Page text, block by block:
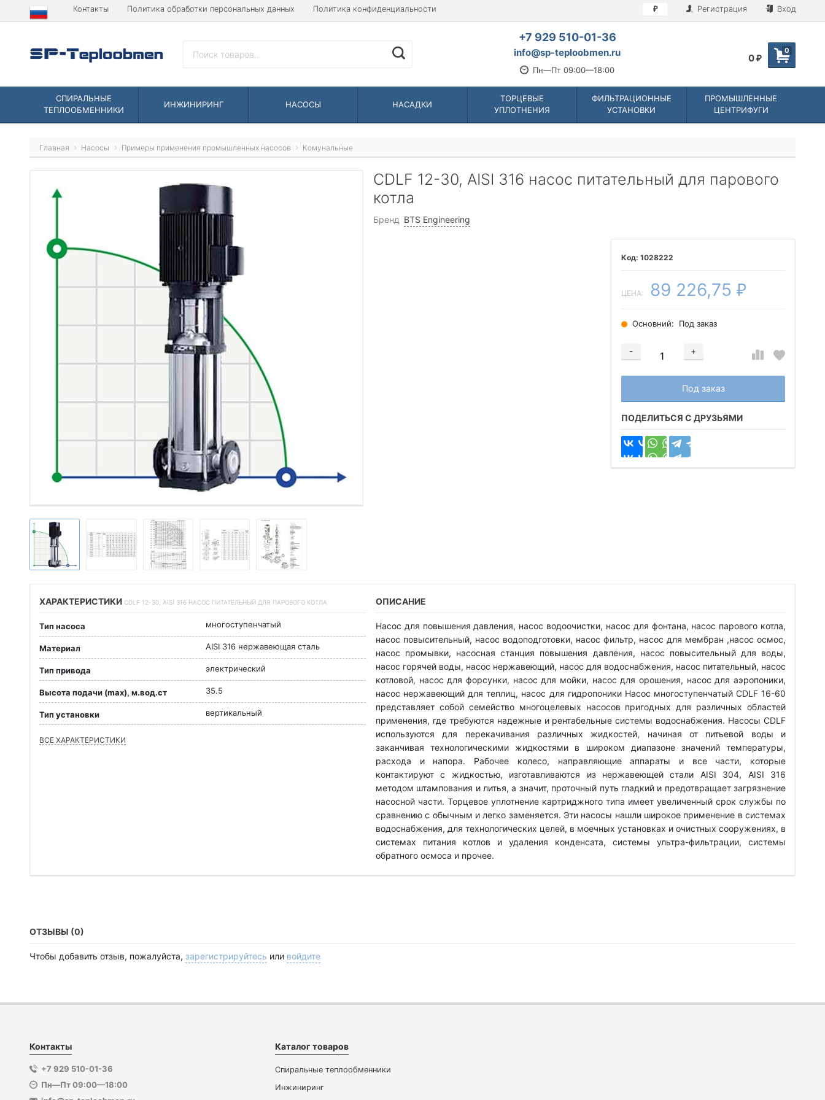
Контакты Политика обработки персональных данных Политика конфиденциальности ₽ Регистрация Вход
+7 929 510-01-36
info@sp-teploobmen.ru
Пн—Пт 09:00—18:00
0
0 ₽
СПИРАЛЬНЫЕ
ТЕПЛООБМЕННИКИ
ИНЖИНИРИНГ НАСОСЫ НАСАДКИ
ТОРЦЕВЫЕ
УПЛОТНЕНИЯ
ФИЛЬТРАЦИОННЫЕ
УСТАНОВКИ
ПРОМЫШЛЕННЫЕ
ЦЕНТРИФУГИ
Главная Насосы Примеры применения промышленных насосов Комунальные
CDLF 12-30, AISI 316 насос питательный для парового
котла
Бренд BTS Engineering
1028222
ЦЕНА: 89 226,75 ₽
Основний: Под заказ
-
+
Добавляется...
Под заказ
Добавлен
ПОДЕЛИТЬСЯ С ДРУЗЬЯМИ
ХАРАКТЕРИСТИКИ CDLF 12-30, AISI 316 НАСОС ПИТАТЕЛЬНЫЙ ДЛЯ ПАРОВОГО КОТЛА
Тип насоса многоступенчатый
Материал AISI 316 нержавеющая сталь
Тип привода электрический
Высота подачи (max), м.вод.ст 35.5
Тип установки вертикальный
ВСЕ ХАРАКТЕРИСТИКИ
ОПИСАНИЕ
Насос для повышения давления, насос водоочистки, насос для фонтана, насос парового котла,
насос повысительный, насос водоподготовки, насос фильтр, насос для мембран ,насос осмос,
насос промывки, насосная станция повышения давления, насос повысительный для воды,
насос горячей воды, насос нержавеющий, насос для водоснабжения, насос питательный, насос
котловой, насос для форсунки, насос для мойки, насос для орошения, насос для аэропоники,
насос нержавеющий для теплиц, насос для гидропоники Насос многоступенчатый CDLF 16-60
представляет собой семейство многоцелевых насосов пригодных для различных областей
применения, где требуются надежные и рентабельные системы водоснабжения. Насосы CDLF
используются для перекачивания различных жидкостей, начиная от питьевой воды и
заканчивая технологическими жидкостями в широком диапазоне значений температуры,
расхода и напора. Рабочее колесо, направляющие аппараты и все части, которые
контактируют с жидкостью, изготавливаются из нержавеющей стали AISI 304, AISI 316
методом штампования и литья, а значит, проточный путь гладкий и предотвращает загрязнение
насосной части. Торцевое уплотнение картриджного типа имеет увеличенный срок службы по
сравнению с обычным и легко заменяется. Эти насосы нашли широкое применение в системах
водоснабжения, для технологических целей, в моечных установках и очистных сооружениях, в
системах питания котлов и удаления конденсата, системы ультра-фильтрации, системы
обратного осмоса и прочее.
ОТЗЫВЫ (0)
Чтобы добавить отзыв, пожалуйста, зарегистрируйтесь или войдите
Контакты
+7 929 510-01-36
Пн—Пт 09:00—18:00
Каталог товаров
Спиральные теплообменники
Инжиниринг